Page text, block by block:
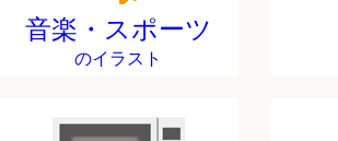
音楽・スポーツ
のイラスト